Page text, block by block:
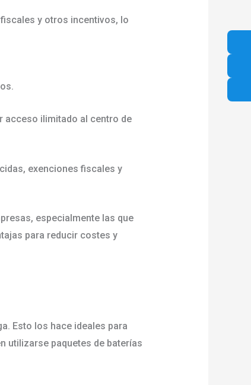
y otros incentivos, lo
acceso ilimitado al centro de
exenciones fiscales y
especialmente las que
para reducir costes y
Esto los hace ideales para
utilizarse paquetes de baterías